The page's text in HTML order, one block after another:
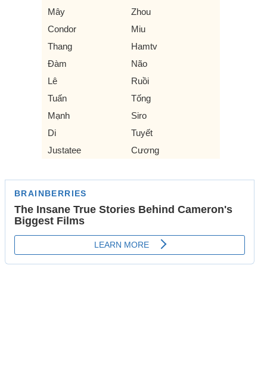
Mây
Zhou
Condor
Miu
Thang
Hamtv
Đàm
Não
Lê
Ruồi
Tuấn
Tống
Mạnh
Siro
Di
Tuyết
Justatee
Cương